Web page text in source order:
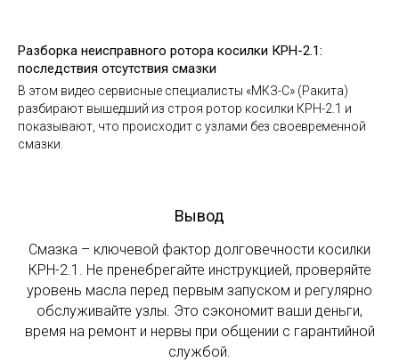
Разборка неисправного ротора косилки КРН-2.1:
последствия отсутствия смазки
В этом видео сервисные специалисты «МКЗ-С» (Ракита)
разбирают вышедший из строя ротор косилки КРН-2.1 и
показывают, что происходит с узлами без своевременной
смазки.
Вывод
Смазка – ключевой фактор долговечности косилки
КРН-2.1. Не пренебрегайте инструкцией, проверяйте
уровень масла перед первым запуском и регулярно
обслуживайте узлы. Это сэкономит ваши деньги,
время на ремонт и нервы при общении с гарантийной
службой.